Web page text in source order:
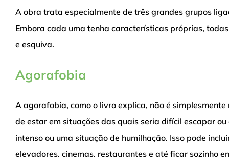
A obra trata especialmente de três grandes grupos
Embora cada uma tenha características próprias,
e esquiva.
Agorafobia
A agorafobia, como o livro explica, não é
de estar em situações das quais seria difícil escapar
intenso ou uma situação de humilhação. Isso pode
elevadores, cinemas, restaurantes e até ficar sozinho